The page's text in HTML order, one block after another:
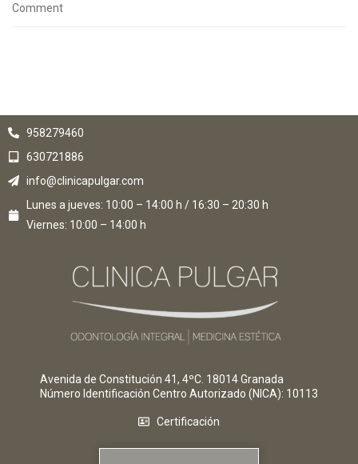
Comment
958279460
630721886
info@clinicapulgar.com
Lunes a jueves: 10:00 – 14:00 h / 16:30 – 20:30 h
Viernes: 10:00 – 14:00 h
Avenida de Constitución 41, 4ºC. 18014 Granada
Número Identificación Centro Autorizado (NICA): 10113
Certificación